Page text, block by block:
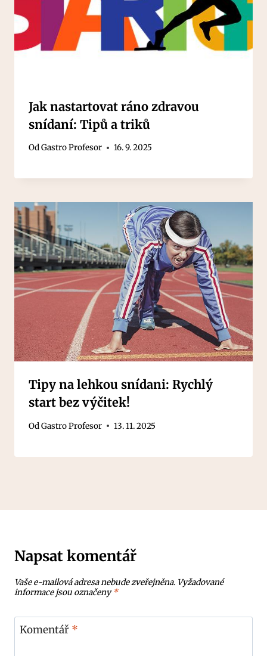
Jak nastartovat ráno zdravou
snídaní: Tipů a triků
OdGastro Profesor 16. 9. 2025
Tipy na lehkou snídani: Rychlý
start bez výčitek!
OdGastro Profesor 13. 11. 2025
Napsat komentář
Vaše e-mailová adresa nebude zveřejněna. Vyžadované
informace jsou označeny*
Komentář *